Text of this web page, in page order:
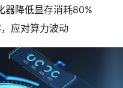
器降低显存消耗80%
应对算力波动